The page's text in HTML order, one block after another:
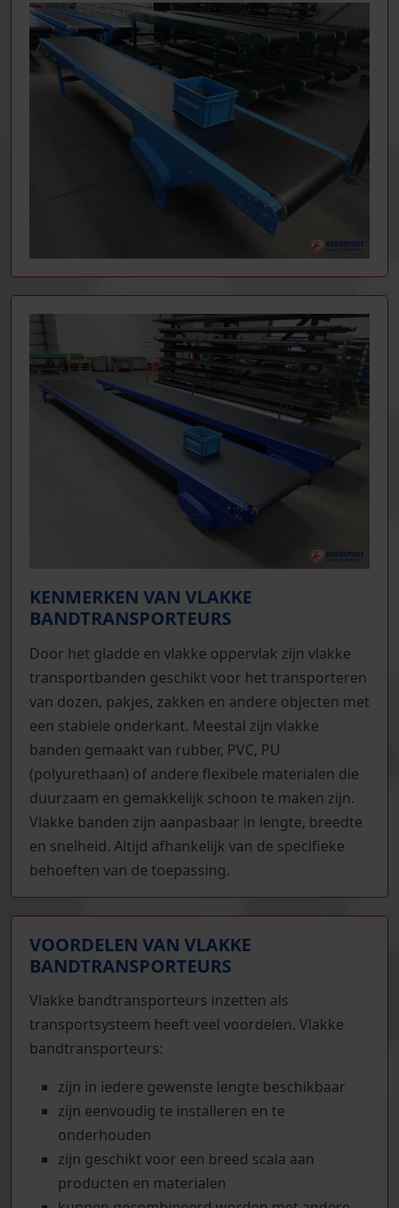
KENMERKEN VAN VLAKKE
BANDTRANSPORTEURS
Door het gladde en vlakke oppervlak zijn vlakke
transportbanden geschikt voor het transporteren
van dozen, pakjes, zakken en andere objecten met
een stabiele onderkant. Meestal zijn vlakke
banden gemaakt van rubber, PVC, PU
(polyurethaan) of andere flexibele materialen die
duurzaam en gemakkelijk schoon te maken zijn.
Vlakke banden zijn aanpasbaar in lengte, breedte
en snelheid. Altijd afhankelijk van de specifieke
behoeften van de toepassing.
VOORDELEN VAN VLAKKE
BANDTRANSPORTEURS
Vlakke bandtransporteurs inzetten als
transportsysteem heeft veel voordelen. Vlakke
bandtransporteurs:
zijn in iedere gewenste lengte beschikbaar
zijn eenvoudig te installeren en te
onderhouden
zijn geschikt voor een breed scala aan
producten en materialen